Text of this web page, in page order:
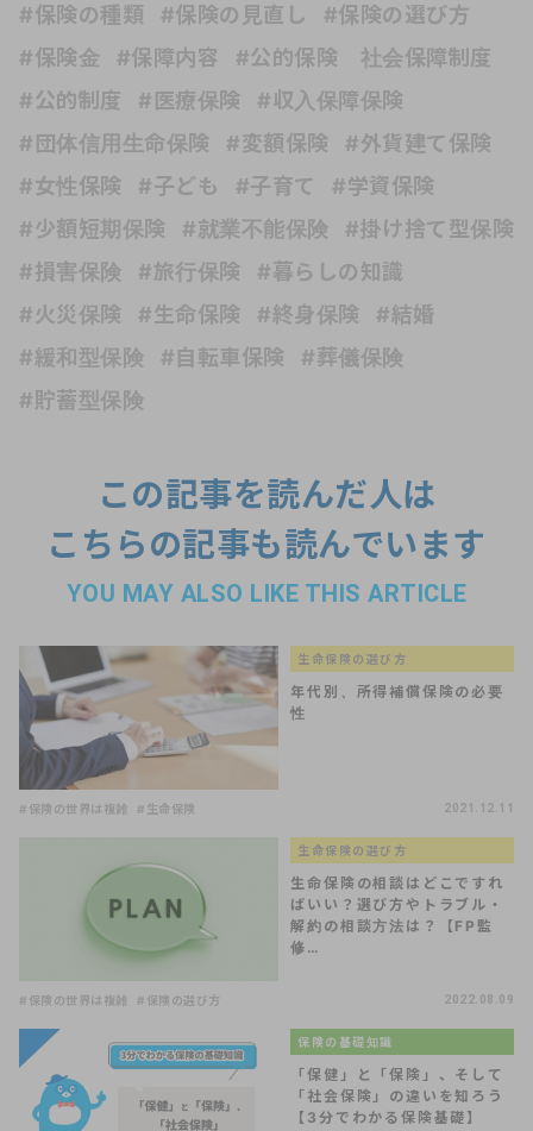
#保険の種類
#保険の見直し
#保険の選び方
#保険金
#保障内容
#公的保険 社会保障制度
#公的制度
#医療保険
#収入保障保険
#団体信用生命保険
#変額保険
#外貨建て保険
#女性保険
#子ども #子育て
#学資保険
#少額短期保険
#就業不能保険
#掛け捨て型保険
#損害保険
#旅行保険
#暮らしの知識
#火災保険
#生命保険 #終身保険
#結婚
#緩和型保険
#自転車保険
#葬儀保険
#貯蓄型保険
この記事を読んだ人は
こちらの記事も読んでいます
YOU MAY ALSO LIKE THIS ARTICLE
生命保険の選び方
年代別、所得補償保険の必要
性
#保険の世界は複雑 #生命保険 2021.12.11
生命保険の選び方
生命保険の相談はどこですれ
ばいい？選び方やトラブル・
解約の相談方法は？【FP監
修…
#保険の世界は複雑 #保険の選び方 2022.08.09
保険の基礎知識
「保健」と「保険」、そして
「社会保険」の違いを知ろう
【3分でわかる保険基礎】